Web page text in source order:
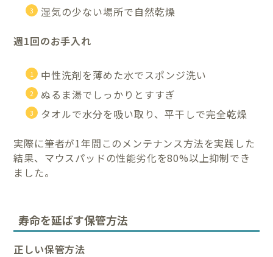
湿気の少ない場所で自然乾燥
週1回のお手入れ
中性洗剤を薄めた水でスポンジ洗い
ぬるま湯でしっかりとすすぎ
タオルで水分を吸い取り、平干しで完全乾燥
実際に筆者が1年間このメンテナンス方法を実践した
結果、マウスパッドの性能劣化を80%以上抑制でき
ました。
寿命を延ばす保管方法
正しい保管方法